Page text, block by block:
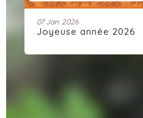
Artemisia Connect